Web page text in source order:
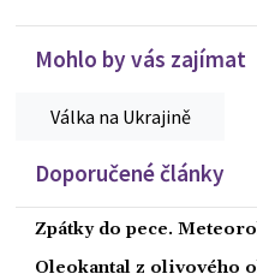
Mohlo by vás zajímat
Válka na Ukrajině
Doporučené články
Zpátky do pece.
Oleokantal z olivového